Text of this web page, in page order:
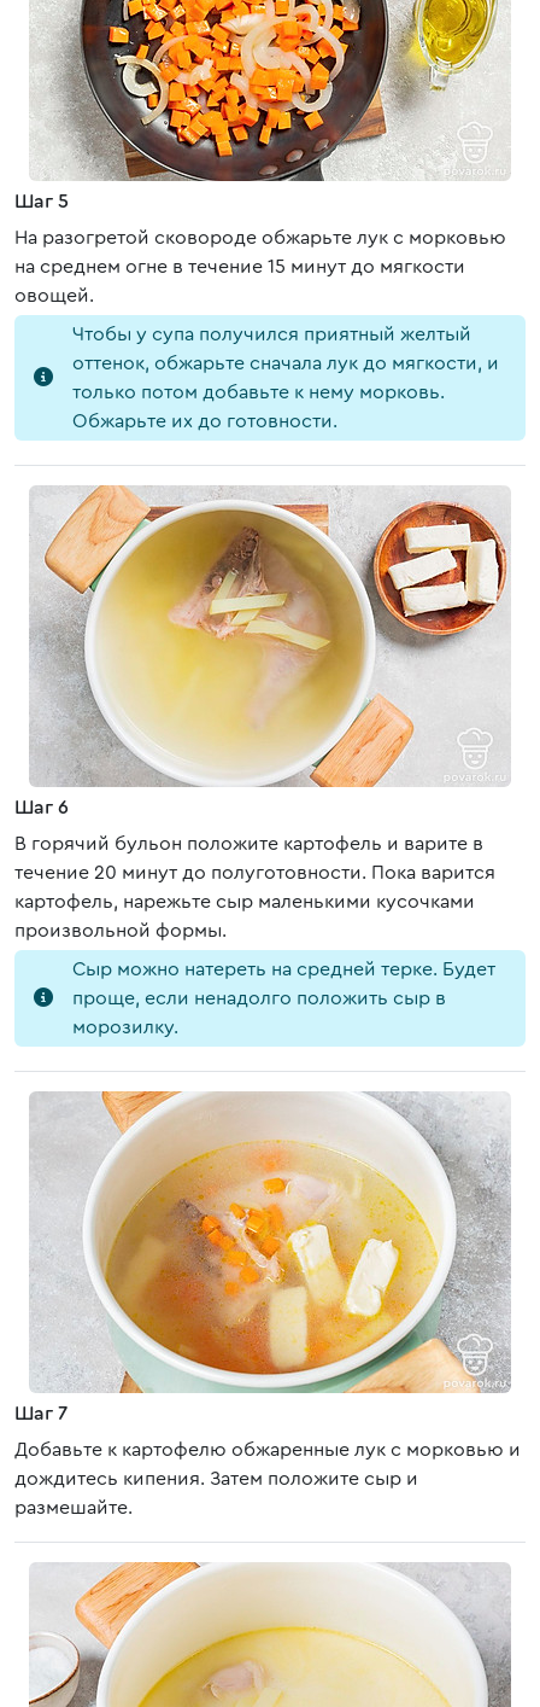
Шаг 5
На разогретой сковороде обжарьте лук с морковью
на среднем огне в течение 15 минут до мягкости
овощей.
Чтобы у супа получился приятный желтый
оттенок, обжарьте сначала лук до мягкости, и
только потом добавьте к нему морковь.
Обжарьте их до готовности.
Шаг 6
В горячий бульон положите картофель и варите в
течение 20 минут до полуготовности. Пока варится
картофель, нарежьте сыр маленькими кусочками
произвольной формы.
Сыр можно натереть на средней терке. Будет
проще, если ненадолго положить сыр в
морозилку.
Шаг 7
Добавьте к картофелю обжаренные лук с морковью и
дождитесь кипения. Затем положите сыр и
размешайте.